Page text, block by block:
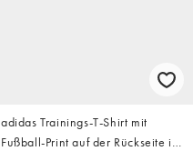
adidas Trainings-T-Shirt mit
Fußball-Print auf der Rückseite in